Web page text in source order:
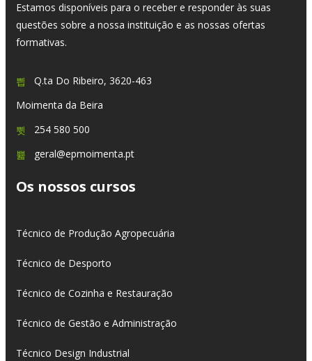
Estamos disponíveis para o receber e responder às suas
questões sobre a nossa instituição e as nossas ofertas
formativas.
Q.ta Do Ribeiro, 3620-463
Moimenta da Beira
254 580 500
geral@epmoimenta.pt
Os nossos cursos
Técnico de Produção Agropecuária
Técnico de Desporto
Técnico de Cozinha e Restauração
Técnico de Gestão e Administração
Técnico Design Industrial